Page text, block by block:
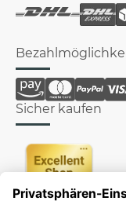
Sicher kaufen